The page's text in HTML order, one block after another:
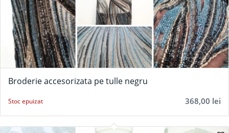
Broderie accesorizata pe tulle negru
368,00 lei
Stoc epuizat